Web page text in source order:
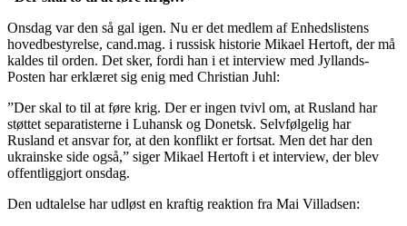
Onsdag var den så gal igen. Nu er det medlem af Enhedslistens
hovedbestyrelse, cand.mag. i russisk historie Mikael Hertoft, der må
kaldes til orden. Det sker, fordi han i et interview med Jyllands-
Posten har erklæret sig enig med Christian Juhl:
”Der skal to til at føre krig. Der er ingen tvivl om, at Rusland har
støttet separatisterne i Luhansk og Donetsk. Selvfølgelig har
Rusland et ansvar for, at den konflikt er fortsat. Men det har den
ukrainske side også,” siger Mikael Hertoft i et interview, der blev
offentliggjort onsdag.
Den udtalelse har udløst en kraftig reaktion fra Mai Villadsen: